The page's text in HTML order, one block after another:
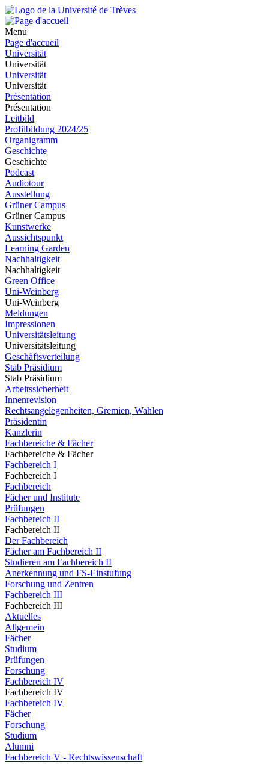
Menu
Page d'accueil
Universität
Universität
Universität
Universität
Présentation
Présentation
Leitbild
Profilbildung 2024/25
Organigramm
Geschichte
Geschichte
Podcast
Audiotour
Ausstellung
Grüner Campus
Grüner Campus
Kunstwerke
Aussichtspunkt
Learning Garden
Nachhaltigkeit
Nachhaltigkeit
Green Office
Uni-Weinberg
Uni-Weinberg
Meldungen
Impressionen
Universitätsleitung
Universitätsleitung
Geschäftsverteilung
Stab Präsidium
Stab Präsidium
Arbeitssicherheit
Innenrevision
Rechtsangelegenheiten, Gremien, Wahlen
Präsidentin
Kanzlerin
Fachbereiche & Fächer
Fachbereiche & Fächer
Fachbereich I
Fachbereich I
Fachbereich
Fächer und Institute
Prüfungen
Fachbereich II
Fachbereich II
Der Fachbereich
Fächer am Fachbereich II
Studieren am Fachbereich II
Anerkennung und FS-Einstufung
Forschung und Zentren
Fachbereich III
Fachbereich III
Aktuelles
Allgemein
Fächer
Studium
Prüfungen
Forschung
Fachbereich IV
Fachbereich IV
Fachbereich IV
Fächer
Forschung
Studium
Alumni
Fachbereich V - Rechtswissenschaft